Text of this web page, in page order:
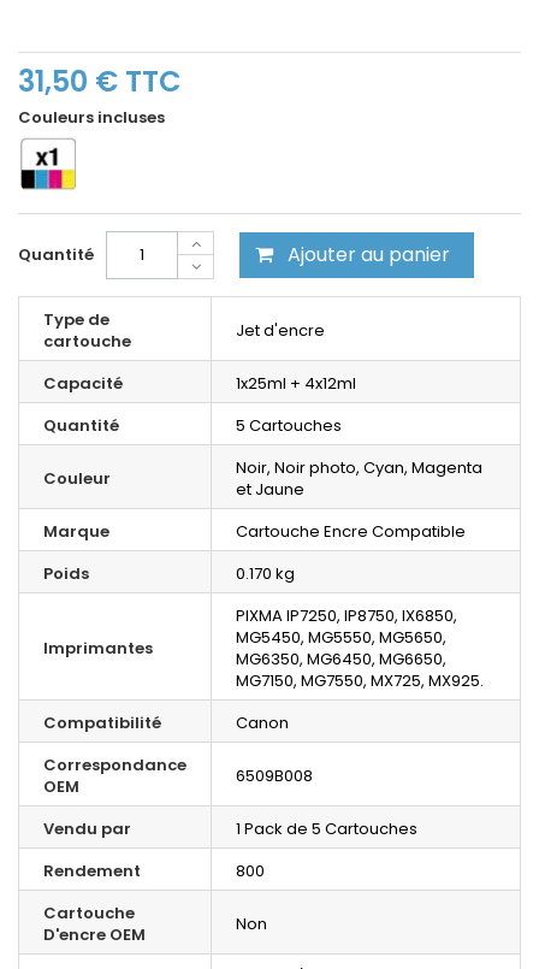
31,50 € TTC
Couleurs incluses
Quantité Ajouter au panier
Type de
cartouche
Jet d'encre
Capacité
1x25ml + 4x12ml
Quantité
5 Cartouches
Couleur
Noir, Noir photo, Cyan, Magenta
et Jaune
Marque
Cartouche Encre Compatible
Poids
0.170 kg
Imprimantes
PIXMA IP7250, IP8750, IX6850,
MG5450, MG5550, MG5650,
MG6350, MG6450, MG6650,
MG7150, MG7550, MX725, MX925.
Compatibilité
Canon
Correspondance
OEM
6509B008
Vendu par
1 Pack de 5 Cartouches
Rendement
800
Cartouche
D'encre OEM
Non